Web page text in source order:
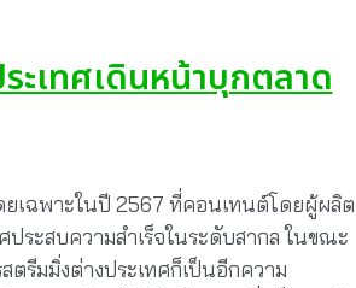
เทศเดินหน้าบุกตลาด
ยเฉพาะในปี 2567 ที่คอนเทนต์โดยผู้ผลิต
ระสบความสำเร็จในระดับสากล ในขณะ
ตรีมมิ่งต่างประเทศก็เป็นอีกความ